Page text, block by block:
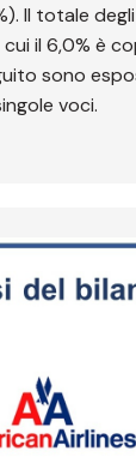
Il totale
il 6,0% è
sono
voci.